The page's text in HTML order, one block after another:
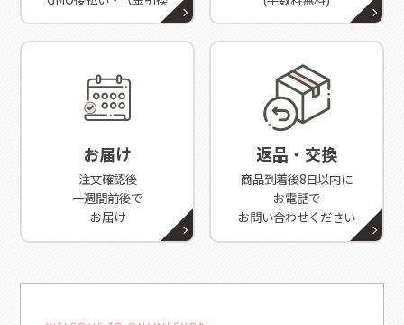
お届け
注文確認後
一週間前後で
お届け
返品・交換
商品到着後8日以内に
お電話で
お問い合わせください